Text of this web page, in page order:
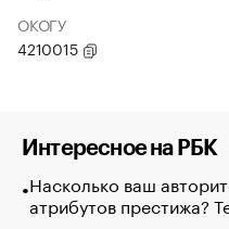
ОКОГУ
4210015
Интересное на РБК
Насколько ваш
атрибутов престижа?